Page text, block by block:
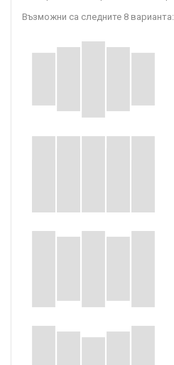
Възможни са следните 8 варианта: